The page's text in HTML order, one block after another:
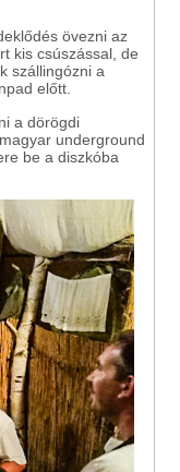
övezni az
kis csúszással, de
szállingózni a
előtt.
a dörögdi
underground
be a diszkóba